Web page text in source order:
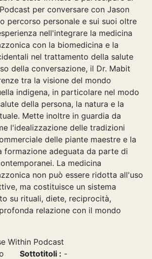
per conversare con Jason
percorso personale e sui suoi oltre
nell'integrare la medicina
con la biomedicina e la
nel trattamento della salute
della conversazione, il Dr. Mabit
tra la visione del mondo
indigena, in particolare nel modo
della persona, la natura e la
Mette inoltre in guardia da
l'idealizzazione delle tradizioni
delle piante maestre e la
formazione adeguata da parte di
La medicina
non può essere ridotta all'uso
ma costituisce un sistema
su rituali, diete, reciprocità,
relazione con il mondo
Within Podcast
Sottotitoli : -